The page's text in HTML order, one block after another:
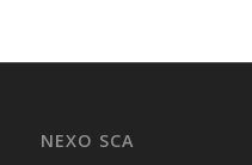
NEXO SCA